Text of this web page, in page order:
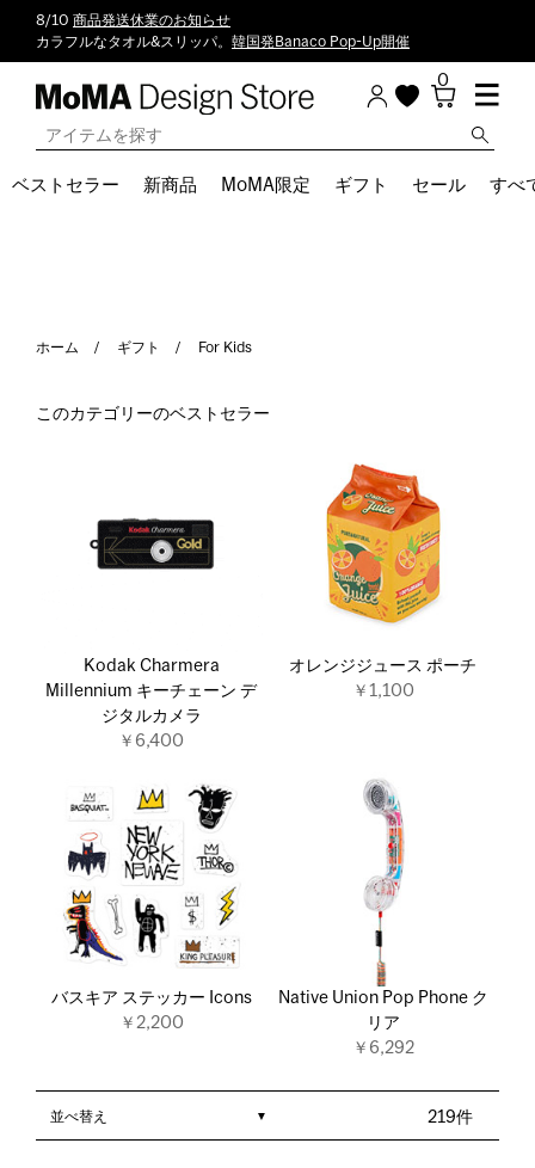
8/10 商品発送休業のお知らせ
カラフルなタオル&スリッパ。 韓国発Banaco Pop-Up開催
0
ベストセラー 新商品 MoMA限定 ギフト セール すべ
ホーム ギフト For Kids
このカテゴリーのベストセラー
Kodak Charmera
Millennium キーチェーン デ
ジタルカメラ
￥6,400
オレンジジュース ポーチ
￥1,100
バスキア ステッカー Icons
￥2,200
Native Union Pop Phone ク
リア
￥6,292
219件
並べ替え